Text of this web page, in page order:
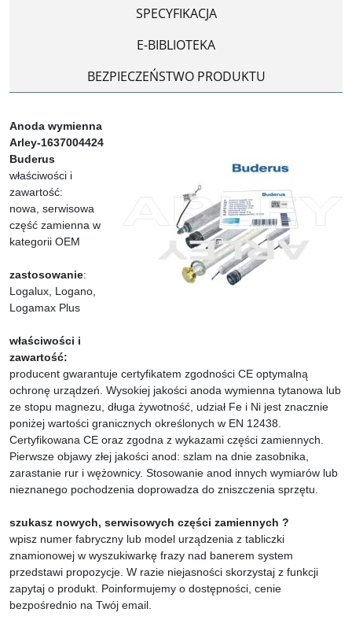
SPECYFIKACJA
E-BIBLIOTEKA
BEZPIECZEŃSTWO PRODUKTU
Anoda wymienna
Arley-1637004424
Buderus
właściwości i
zawartość:
nowa, serwisowa
część zamienna w
kategorii OEM
zastosowanie:
Logalux, Logano,
Logamax Plus
właściwości i
zawartość:
producent gwarantuje certyfikatem zgodności CE optymalną
ochronę urządzeń. Wysokiej jakości anoda wymienna tytanowa lub
ze stopu magnezu, długa żywotność, udział Fe i Ni jest znacznie
poniżej wartości granicznych określonych w EN 12438.
Certyfikowana CE oraz zgodna z wykazami części zamiennych.
Pierwsze objawy złej jakości anod: szlam na dnie zasobnika,
zarastanie rur i wężownicy. Stosowanie anod innych wymiarów lub
nieznanego pochodzenia doprowadza do zniszczenia sprzętu.
szukasz nowych, serwisowych części zamiennych ?
wpisz numer fabryczny lub model urządzenia z tabliczki
znamionowej w wyszukiwarkę frazy nad banerem system
przedstawi propozycje. W razie niejasności skorzystaj z funkcji
zapytaj o produkt. Poinformujemy o dostępności, cenie
bezpośrednio na Twój email.